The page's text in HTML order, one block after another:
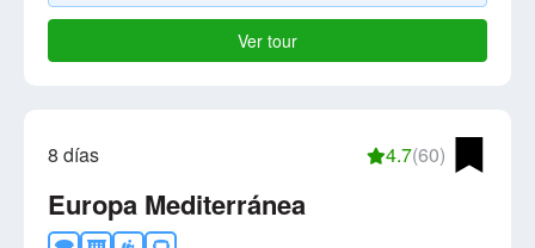
Ver tour
8 días 4.7(60)
Europa Mediterránea